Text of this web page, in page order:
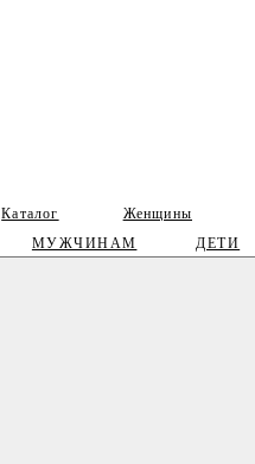
МУЖЧИНАМ ДЕТИ
Каталог Женщины